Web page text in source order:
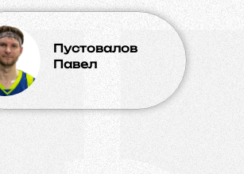
Пустовалов
Павел